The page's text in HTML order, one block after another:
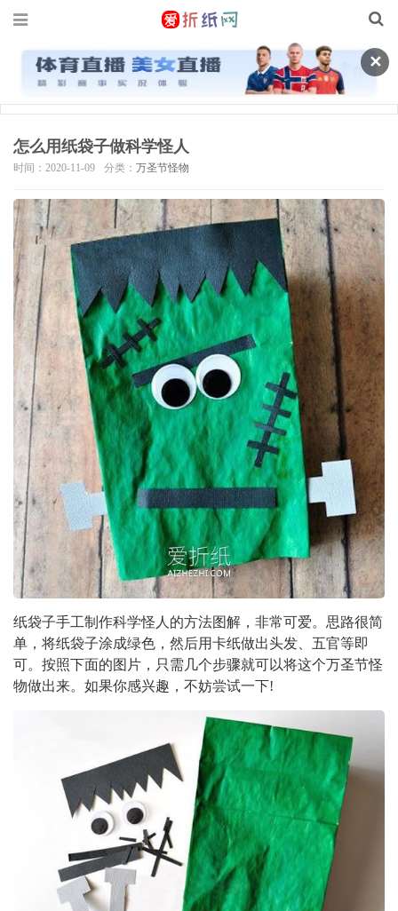
✕
怎么用纸袋子做科学怪人
时间：2020-11-09 分类： 万圣节怪物
纸袋子手工制作科学怪人的方法图解，非常可爱。思路很简
单，将纸袋子涂成绿色，然后用卡纸做出头发、五官等即
可。按照下面的图片，只需几个步骤就可以将这个万圣节怪
物做出来。如果你感兴趣，不妨尝试一下!